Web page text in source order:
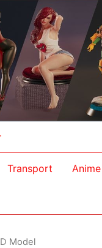
Transport Anime
Model